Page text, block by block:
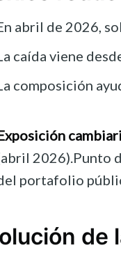
abril de 2026,
caída viene
composición
2026).Punto
portafolio
de